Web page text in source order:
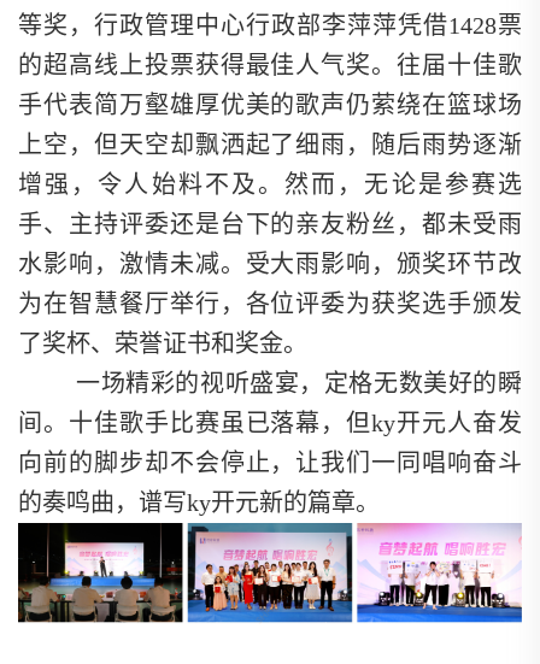
等奖，行政管理中心行政部李萍萍凭借1428票
的超高线上投票获得最佳人气奖。往届十佳歌
手代表简万壑雄厚优美的歌声仍萦绕在篮球场
上空，但天空却飘洒起了细雨，随后雨势逐渐
增强，令人始料不及。然而，无论是参赛选
手、主持评委还是台下的亲友粉丝，都未受雨
水影响，激情未减。受大雨影响，颁奖环节改
为在智慧餐厅举行，各位评委为获奖选手颁发
了奖杯、荣誉证书和奖金。
一场精彩的视听盛宴，定格无数美好的瞬
间。十佳歌手比赛虽已落幕，但ky开元人奋发
向前的脚步却不会停止，让我们一同唱响奋斗
的奏鸣曲，谱写ky开元新的篇章。